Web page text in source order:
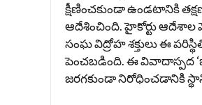
క్షీణించకుండా ఉండటానికి
ఆదేశించింది. హైకోర్టు
సంఘ విద్రోహ శక్తులు ఈ
పెంచబడింది. ఈ వివాదాస్పద
జరగకుండా నిరోధించడానికి